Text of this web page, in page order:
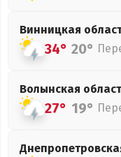
Винницкая
34° 20°
Волынская
27° 19°